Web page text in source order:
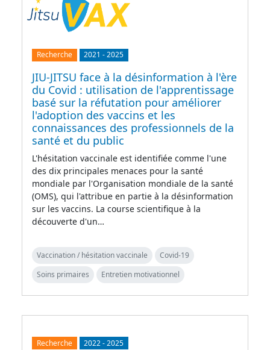
Recherche 2021 -2025
JIU-JITSU face à la désinformation à l'ère
du Covid : utilisation de l'apprentissage
basé sur la réfutation pour améliorer
l'adoption des vaccins et les
connaissances des professionnels de la
santé et du public
L'hésitation vaccinale est identifiée comme l'une
des dix principales menaces pour la santé
mondiale par l'Organisation mondiale de la santé
(OMS), qui l'attribue en partie à la désinformation
sur les vaccins. La course scientifique à la
découverte d'un…
Vaccination / hésitation vaccinale
Covid-19
Soins primaires
Entretien motivationnel
Recherche 2022-2025